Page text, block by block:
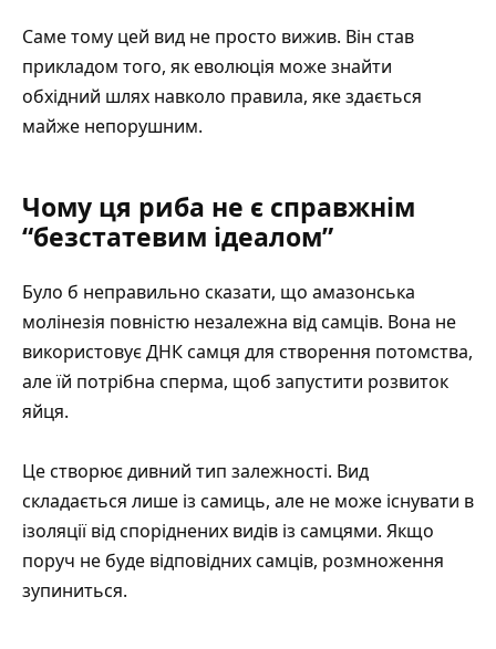
Саме тому цей вид не просто вижив. Він став
прикладом того, як еволюція може знайти
обхідний шлях навколо правила, яке здається
майже непорушним.
Чому ця риба не є справжнім
“безстатевим ідеалом”
Було б неправильно сказати, що амазонська
молінезія повністю незалежна від самців. Вона не
використовує ДНК самця для створення потомства,
але їй потрібна сперма, щоб запустити розвиток
яйця.
Це створює дивний тип залежності. Вид
складається лише із самиць, але не може існувати в
ізоляції від споріднених видів із самцями. Якщо
поруч не буде відповідних самців, розмноження
зупиниться.